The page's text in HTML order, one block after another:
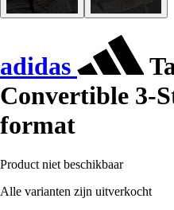
adidas
Convertible 3-
format
Product niet beschikbaar
Alle varianten zijn uitverkocht